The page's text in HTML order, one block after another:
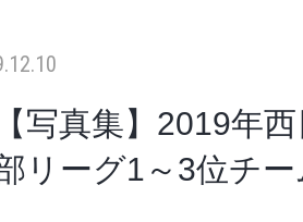
【写真集】2019年
リーグ1～3位チ